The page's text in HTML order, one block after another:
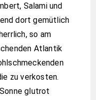
Salami und
dort gemütlich
so am
Atlantik
zu verkosten.
glutrot